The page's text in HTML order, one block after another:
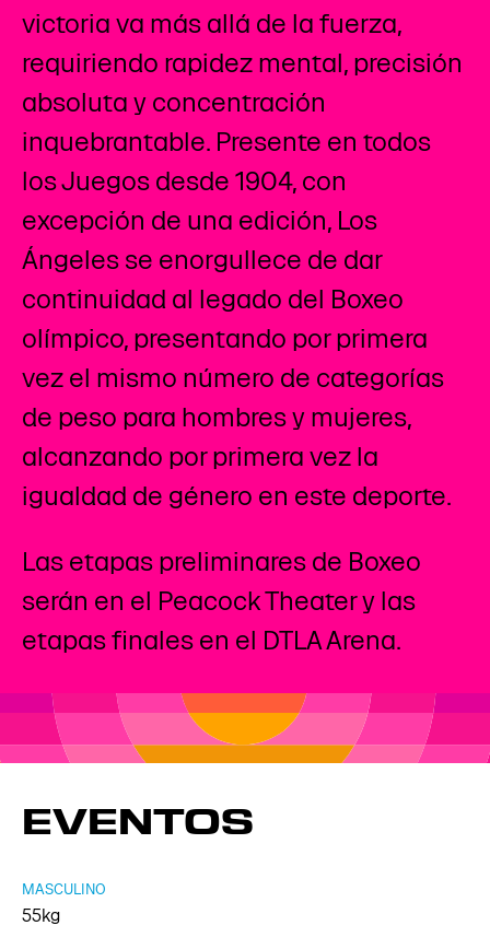
victoria va más allá de la fuerza,
requiriendo rapidez mental, precisión
absoluta y concentración
inquebrantable. Presente en todos
los Juegos desde 1904, con
excepción de una edición, Los
Ángeles se enorgullece de dar
continuidad al legado del Boxeo
olímpico, presentando por primera
vez el mismo número de categorías
de peso para hombres y mujeres,
alcanzando por primera vez la
igualdad de género en este deporte.
Las etapas preliminares de Boxeo
serán en el Peacock Theater y las
etapas finales en el DTLA Arena.
EVENTOS
55kg
MASCULINO